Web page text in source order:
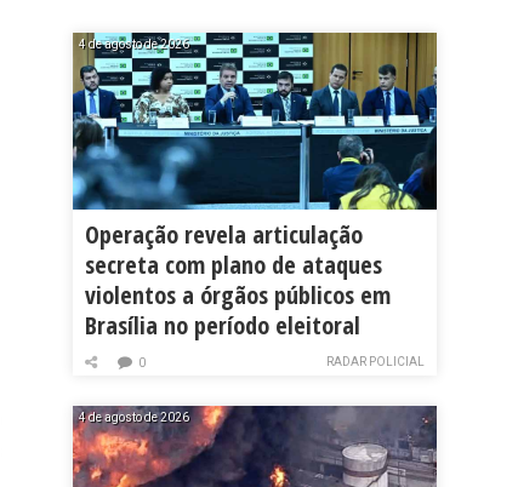
4 de agosto de 2026
Operação revela articulação
secreta com plano de ataques
violentos a órgãos públicos em
Brasília no período eleitoral
RADAR POLICIAL
0
4 de agosto de 2026